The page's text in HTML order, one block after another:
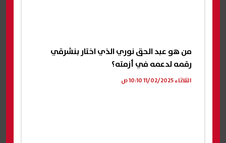
من هو عبد الحق نوري الذي اختار بنشرقي
رقمه لدعمه في أزمته؟
الثلاثاء 11/02/2025 10:10 ص